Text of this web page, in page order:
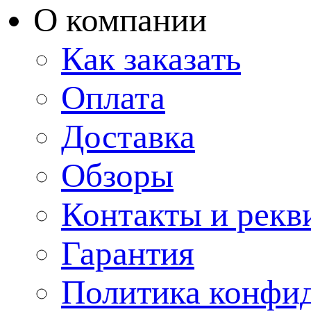
О компании
Как заказать
Оплата
Доставка
Обзоры
Контакты и
Гарантия
Политика